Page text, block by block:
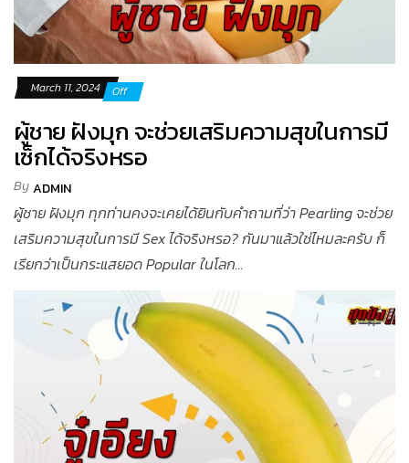
March 11, 2024 Off
ผู้ชาย ฝังมุก จะช่วยเสริมความสุขในการมี
เซ็กได้จริงหรอ
ByADMIN
ผู้ชาย ฝังมุก ทุกท่านคงจะเคยได้ยินกับคำถามที่ว่า Pearling จะช่วย
เสริมความสุขในการมี Sex ได้จริงหรอ? กันมาแล้วใช่ไหมละครับ ก็
เรียกว่าเป็นกระแสยอด Popular ในโลก...